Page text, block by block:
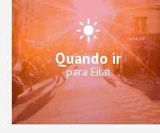
Quando ir
para Eilat